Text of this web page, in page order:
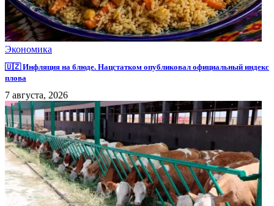
Экономика
🇺🇿 Инфляция на блюде. Нацстатком опубликовал официальный индекс
плова
7 августа, 2026